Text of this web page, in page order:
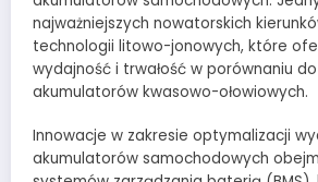
najważniejszych nowatorskich
technologii litowo-jonowych, które
wydajność i trwałość w porównaniu
akumulatorów kwasowo-ołowiowych.
Innowacje w zakresie optymalizacji
akumulatorów samochodowych